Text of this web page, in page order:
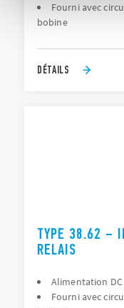
Fourni avec
bobine
DÉTAILS
TYPE 38.62 –
RELAIS
Alimentation DC
Fourni avec